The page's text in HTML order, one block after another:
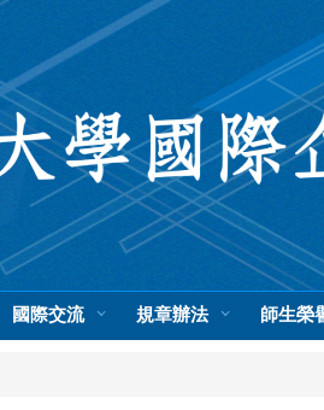
國際交流 規章辦法 師生榮